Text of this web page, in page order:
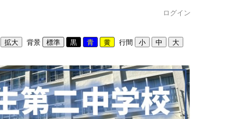
ログイン
背景 行間